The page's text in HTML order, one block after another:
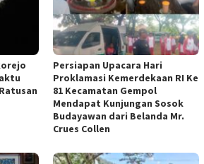
Persiapan Upacara Hari
Proklamasi Kemerdekaan RI Ke
81 Kecamatan Gempol
Mendapat Kunjungan Sosok
Budayawan dari Belanda Mr.
Crues Collen